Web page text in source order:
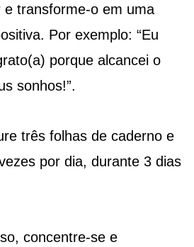
e transforme-o em uma
Por exemplo: “Eu
porque alcancei o
sonhos!”.
três folhas de caderno e
por dia, durante 3 dias
concentre-se e